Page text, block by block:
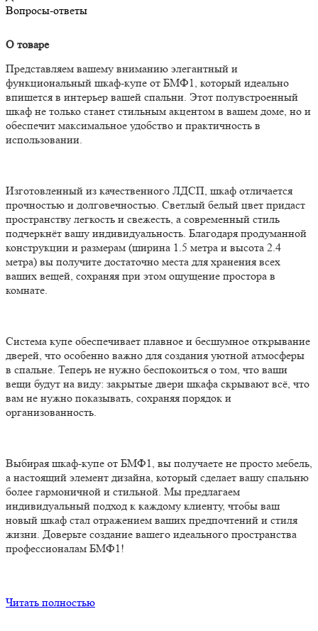
Вопросы-ответы
О товаре
Представляем вашему вниманию элегантный и
функциональный шкаф-купе от БМФ1, который идеально
впишется в интерьер вашей спальни. Этот полувстроенный
шкаф не только станет стильным акцентом в вашем доме, но и
обеспечит максимальное удобство и практичность в
использовании.
Изготовленный из качественного ЛДСП, шкаф отличается
прочностью и долговечностью. Светлый белый цвет придаст
пространству легкость и свежесть, а современный стиль
подчеркнёт вашу индивидуальность. Благодаря продуманной
конструкции и размерам (ширина 1.5 метра и высота 2.4
метра) вы получите достаточно места для хранения всех
ваших вещей, сохраняя при этом ощущение простора в
комнате.
Система купе обеспечивает плавное и бесшумное открывание
дверей, что особенно важно для создания уютной атмосферы
в спальне. Теперь не нужно беспокоиться о том, что ваши
вещи будут на виду: закрытые двери шкафа скрывают всё, что
вам не нужно показывать, сохраняя порядок и
организованность.
Выбирая шкаф-купе от БМФ1, вы получаете не просто мебель,
а настоящий элемент дизайна, который сделает вашу спальню
более гармоничной и стильной. Мы предлагаем
индивидуальный подход к каждому клиенту, чтобы ваш
новый шкаф стал отражением ваших предпочтений и стиля
жизни. Доверьте создание вашего идеального пространства
профессионалам БМФ1!
Читать полностью